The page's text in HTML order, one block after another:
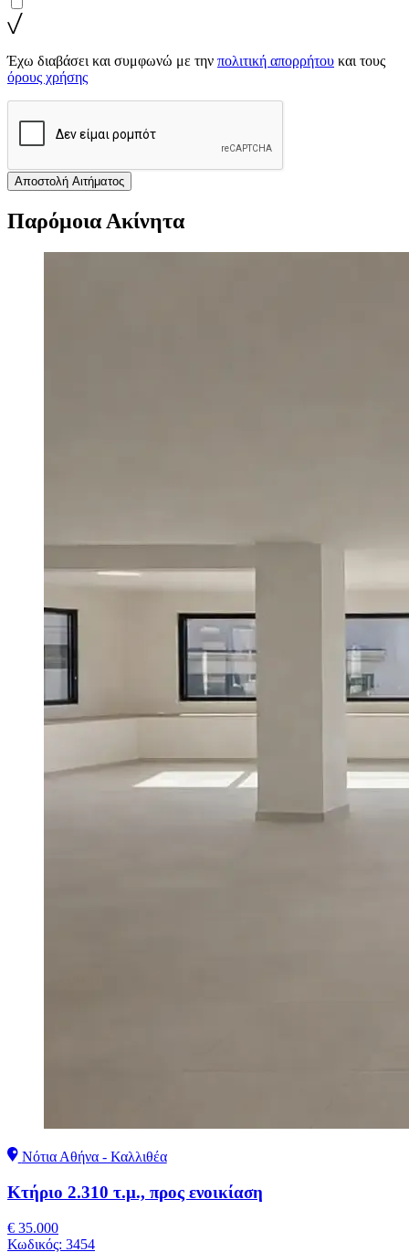
Έχω διαβάσει και συμφωνώ με την πολιτική απορρήτου και τους
όρους χρήσης
Αποστολή Αιτήματος
Παρόμοια Ακίνητα
Νότια Αθήνα - Καλλιθέα
Κτήριο 2.310 τ.μ., προς ενοικίαση
€ 35.000
Κωδικός: 3454